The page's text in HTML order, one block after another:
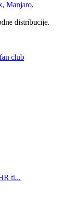
Manjaro,
distribucije.
club
ti...